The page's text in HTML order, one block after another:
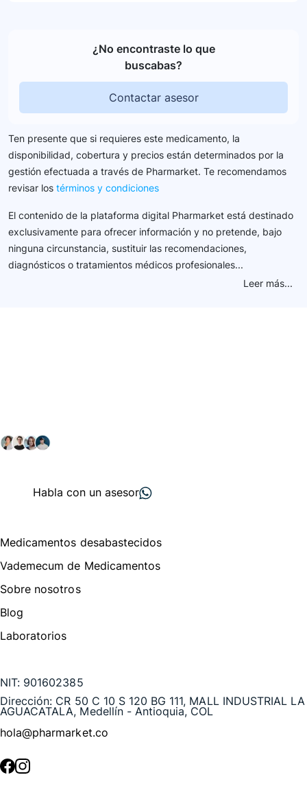
¿No encontraste lo que
buscabas?
Contactar asesor
Ten presente que si requieres este medicamento, la
disponibilidad, cobertura y precios están determinados por la
gestión efectuada a través de Pharmarket. Te recomendamos
revisar los términos y condiciones
El contenido de la plataforma digital Pharmarket está destinado
exclusivamente para ofrecer información y no pretende, bajo
ninguna circunstancia, sustituir las recomendaciones,
diagnósticos o tratamientos médicos profesionales...
Leer más...
Habla con un asesor
Medicamentos desabastecidos
Vademecum de Medicamentos
Sobre nosotros
Blog
Laboratorios
NIT: 901602385
Dirección: CR 50 C 10 S 120 BG 111, MALL INDUSTRIAL LA
AGUACATALA, Medellín - Antioquia, COL
hola@pharmarket.co